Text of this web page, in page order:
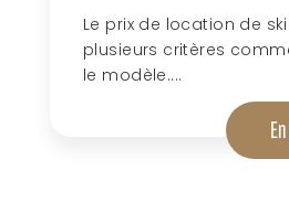
Le prix de location de
plusieurs critères
le modèle....